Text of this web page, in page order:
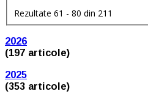
Rezultate 61 - 80 din 211
2026
(197 articole)
2025
(353 articole)